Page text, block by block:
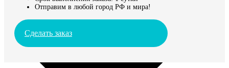
Отправим в любой город РФ и мира!
Сделать заказ